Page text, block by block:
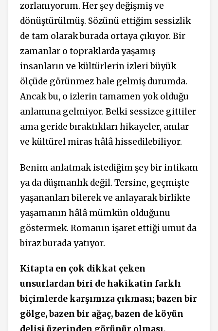
zorlanıyorum. Her şey değişmiş ve
dönüştürülmüş. Sözünü ettiğim sessizlik
de tam olarak burada ortaya çıkıyor. Bir
zamanlar o topraklarda yaşamış
insanların ve kültürlerin izleri büyük
ölçüde görünmez hale gelmiş durumda.
Ancak bu, o izlerin tamamen yok olduğu
anlamına gelmiyor. Belki sessizce gittiler
ama geride bıraktıkları hikayeler, anılar
ve kültürel miras hâlâ hissedilebiliyor.
Benim anlatmak istediğim şey bir intikam
ya da düşmanlık değil. Tersine, geçmişte
yaşananları bilerek ve anlayarak birlikte
yaşamanın hâlâ mümkün olduğunu
göstermek. Romanın işaret ettiği umut da
biraz burada yatıyor.
Kitapta en çok dikkat çeken
unsurlardan biri de hakikatin farklı
biçimlerde karşımıza çıkması; bazen bir
gölge, bazen bir ağaç, bazen de köyün